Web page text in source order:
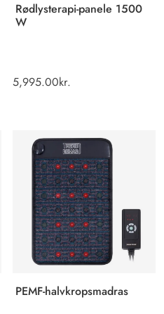
Rødlysterapi-panele 1500
W
5,995.00kr.
PEMF-halvkropsmadras